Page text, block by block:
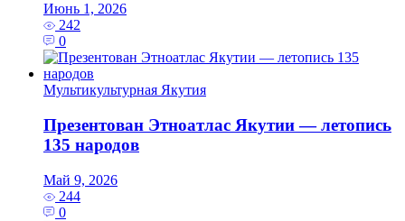
Июнь 1, 2026
242
0
Мультикультурная Якутия
Презентован Этноатлас Якутии — летопись
135 народов
Май 9, 2026
244
0